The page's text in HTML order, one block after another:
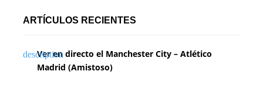
ARTÍCULOS RECIENTES
Ver en directo el Manchester City – Atlético
Madrid (Amistoso)